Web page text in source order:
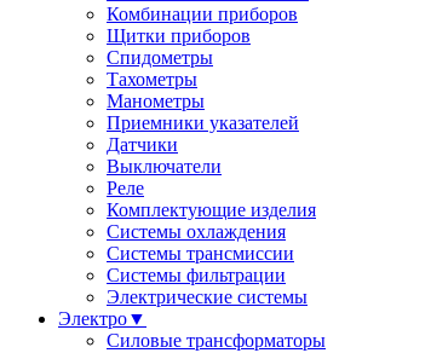
Комбинации приборов
Щитки приборов
Спидометры
Тахометры
Манометры
Приемники указателей
Датчики
Выключатели
Реле
Комплектующие изделия
Системы охлаждения
Системы трансмиссии
Системы фильтрации
Электрические системы
Электро▼
Силовые трансформаторы